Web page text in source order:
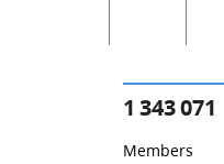
1 343 071
Members